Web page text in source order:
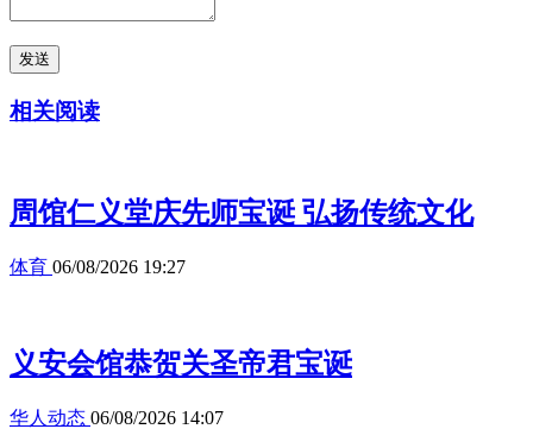
发送
相关阅读
周馆仁义堂庆先师宝诞 弘扬传统文化
体育 06/08/2026 19:27
义安会馆恭贺关圣帝君宝诞
华人动态 06/08/2026 14:07